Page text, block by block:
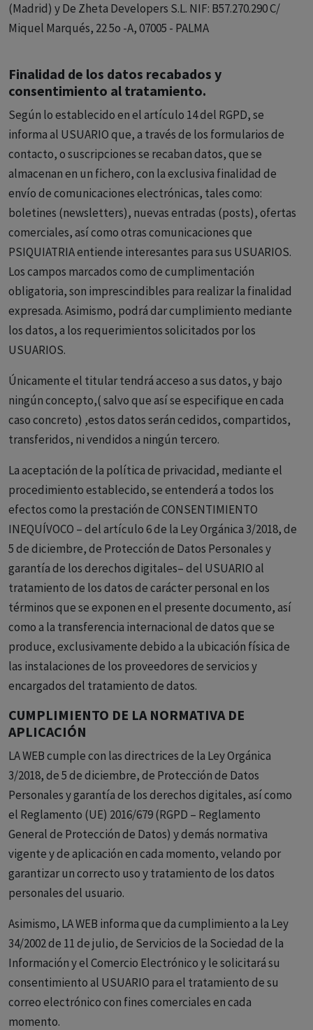
(Madrid) y De Zheta Developers S.L. NIF: B57.270.290 C/
Miquel Marqués, 22 5o -A, 07005 - PALMA
Finalidad de los datos recabados y
consentimiento al tratamiento.
Según lo establecido en el artículo 14 del RGPD, se
informa al USUARIO que, a través de los formularios de
contacto, o suscripciones se recaban datos, que se
almacenan en un fichero, con la exclusiva finalidad de
envío de comunicaciones electrónicas, tales como:
boletines (newsletters), nuevas entradas (posts), ofertas
comerciales, así como otras comunicaciones que
PSIQUIATRIA entiende interesantes para sus USUARIOS.
Los campos marcados como de cumplimentación
obligatoria, son imprescindibles para realizar la finalidad
expresada. Asimismo, podrá dar cumplimiento mediante
los datos, a los requerimientos solicitados por los
USUARIOS.
Únicamente el titular tendrá acceso a sus datos, y bajo
ningún concepto,( salvo que así se especifique en cada
caso concreto) ,estos datos serán cedidos, compartidos,
transferidos, ni vendidos a ningún tercero.
La aceptación de la política de privacidad, mediante el
procedimiento establecido, se entenderá a todos los
efectos como la prestación de CONSENTIMIENTO
INEQUÍVOCO – del artículo 6 de la Ley Orgánica 3/2018, de
5 de diciembre, de Protección de Datos Personales y
garantía de los derechos digitales– del USUARIO al
tratamiento de los datos de carácter personal en los
términos que se exponen en el presente documento, así
como a la transferencia internacional de datos que se
produce, exclusivamente debido a la ubicación física de
las instalaciones de los proveedores de servicios y
encargados del tratamiento de datos.
CUMPLIMIENTO DE LA NORMATIVA DE
APLICACIÓN
LA WEB cumple con las directrices de la Ley Orgánica
3/2018, de 5 de diciembre, de Protección de Datos
Personales y garantía de los derechos digitales, así como
el Reglamento (UE) 2016/679 (RGPD – Reglamento
General de Protección de Datos) y demás normativa
vigente y de aplicación en cada momento, velando por
garantizar un correcto uso y tratamiento de los datos
personales del usuario.
Asimismo, LA WEB informa que da cumplimiento a la Ley
34/2002 de 11 de julio, de Servicios de la Sociedad de la
Información y el Comercio Electrónico y le solicitará su
consentimiento al USUARIO para el tratamiento de su
correo electrónico con fines comerciales en cada
momento.